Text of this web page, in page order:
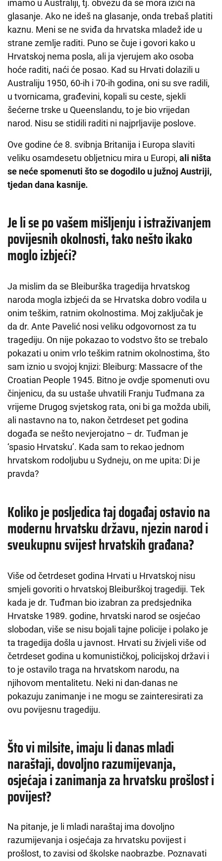
imamo u Australiji, tj. obvezu da se mora izići na
glasanje. Ako ne ideš na glasanje, onda trebaš platiti
kaznu. Meni se ne sviđa da hrvatska mladež ide u
strane zemlje raditi. Puno se čuje i govori kako u
Hrvatskoj nema posla, ali ja vjerujem ako osoba
hoće raditi, naći će posao. Kad su Hrvati dolazili u
Australiju 1950, 60-ih i 70-ih godina, oni su sve radili,
u tvornicama, građevini, kopali su ceste, sjekli
šećerne trske u Queenslandu, to je bio vrijedan
narod. Nisu se stidili raditi ni najprljavije poslove.
Ove godine će 8. svibnja Britanija i Europa slaviti
veliku osamdesetu obljetnicu mira u Europi, ali ništa
se neće spomenuti što se dogodilo u južnoj Austriji,
tjedan dana kasnije.
Je li se po vašem mišljenju i istraživanjem
povijesnih okolnosti, tako nešto ikako
moglo izbjeći?
Ja mislim da se Bleiburška tragedija hrvatskog
naroda mogla izbjeći da se Hrvatska dobro vodila u
onim teškim, ratnim okolnostima. Moj zaključak je
da dr. Ante Pavelić nosi veliku odgovornost za tu
tragediju. On nije pokazao to vodstvo što se trebalo
pokazati u onim vrlo teškim ratnim okolnostima, što
sam iznio u svojoj knjizi: Bleiburg: Massacre of the
Croatian People 1945. Bitno je ovdje spomenuti ovu
činjenicu, da su ustaše uhvatili Franju Tuđmana za
vrijeme Drugog svjetskog rata, oni bi ga možda ubili,
ali nastavno na to, nakon četrdeset pet godina
događa se nešto nevjerojatno – dr. Tuđman je
‘spasio Hrvatsku’. Kada sam to rekao jednom
hrvatskom rodoljubu u Sydneju, on me upita: Di je
pravda?
Koliko je posljedica taj događaj ostavio na
modernu hrvatsku državu, njezin narod i
sveukupnu svijest hrvatskih građana?
Više od četrdeset godina Hrvati u Hrvatskoj nisu
smjeli govoriti o hrvatskoj Bleiburškoj tragediji. Tek
kada je dr. Tuđman bio izabran za predsjednika
Hrvatske 1989. godine, hrvatski narod se osjećao
slobodan, više se nisu bojali tajne policije i polako je
ta tragedija došla u javnost. Hrvati su živjeli više od
četrdeset godina u komunističkoj, policijskoj državi i
to je ostavilo traga na hrvatskom narodu, na
njihovom mentalitetu. Neki ni dan-danas ne
pokazuju zanimanje i ne mogu se zainteresirati za
ovu povijesnu tragediju.
Što vi milsite, imaju li danas mladi
naraštaji, dovoljno razumijevanja,
osjećaja i zanimanja za hrvatsku prošlost i
povijest?
Na pitanje, je li mladi naraštaj ima dovoljno
razumijevanja i osjećaja za hrvatsku povijest i
prošlost, to zavisi od školske naobrazbe. Poznavati